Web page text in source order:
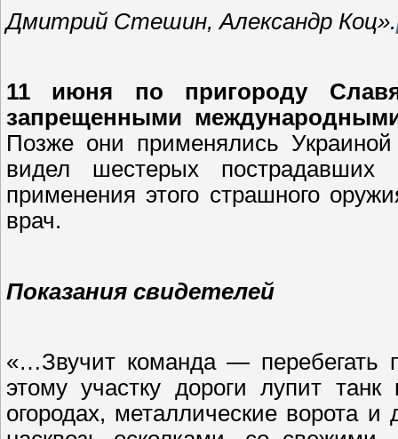
Дмитрий Стешин, Александр Коц».
11 июня по пригороду
запрещенными
Позже они применялись
видел шестерых
применения этого страшного
врач.
Показания свидетелей
«…Звучит команда — перебегать
этому участку дороги лупит
огородах, металлические ворота